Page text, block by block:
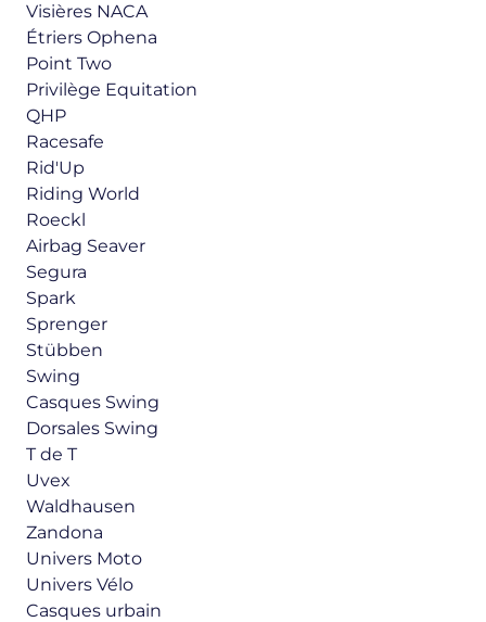
Visières NACA
Étriers Ophena
Point Two
Privilège Equitation
QHP
Racesafe
Rid'Up
Riding World
Roeckl
Airbag Seaver
Segura
Spark
Sprenger
Stübben
Swing
Casques Swing
Dorsales Swing
T de T
Uvex
Waldhausen
Zandona
Univers Moto
Univers Vélo
Casques urbain